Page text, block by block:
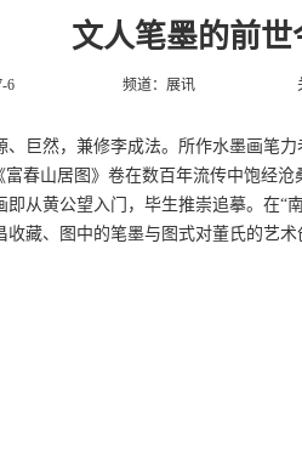
文人笔墨的前世
6 频道： 展讯
然，兼修李成法。所作水墨画笔力
富春山居图》卷在数百年流传中饱经
即从黄公望入门，毕生推崇追摹。在“
收藏、图中的笔墨与图式对董氏的艺